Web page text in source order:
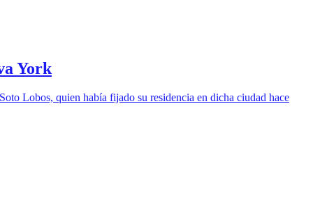
York
Lobos, quien había fijado su residencia en dicha ciudad hace